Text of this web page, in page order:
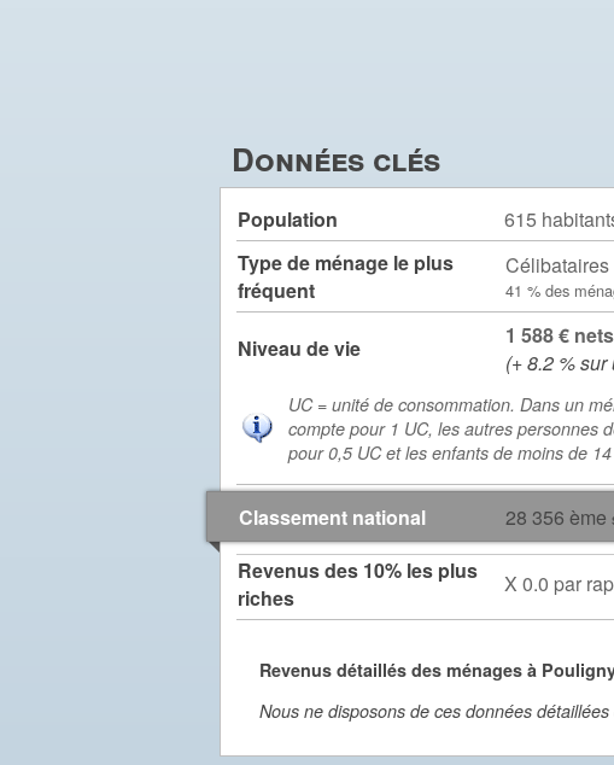
Données clés
Population 615
Type de ménage le plus
fréquent
Célibataires
41 % des
Niveau de vie
1 588 €
(+ 8.2 % sur
UC = unité de consommation. Dans un
compte pour 1 UC, les autres personnes
pour 0,5 UC et les enfants de moins de
Classement national 28 356 ème
Revenus des 10% les plus
riches
X 0.0 par
Revenus détaillés des ménages à
Nous ne disposons de ces données